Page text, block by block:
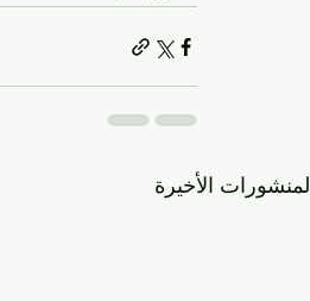
المنشورات الأخيرة